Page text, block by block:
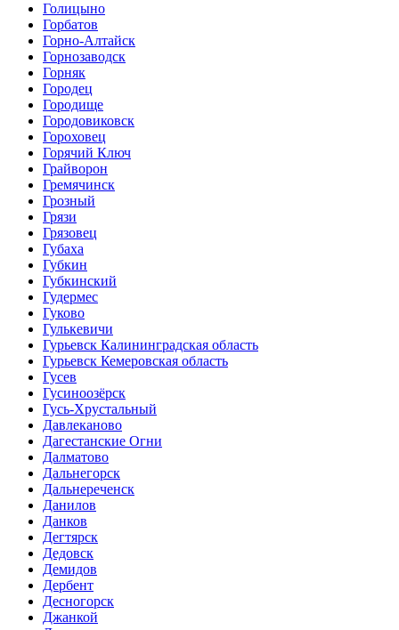
Голицыно
Горбатов
Горно-Алтайск
Горнозаводск
Горняк
Городец
Городище
Городовиковск
Гороховец
Горячий Ключ
Грайворон
Гремячинск
Грозный
Грязи
Грязовец
Губаха
Губкин
Губкинский
Гудермес
Гуково
Гулькевичи
Гурьевск Калининградская область
Гурьевск Кемеровская область
Гусев
Гусиноозёрск
Гусь-Хрустальный
Давлеканово
Дагестанские Огни
Далматово
Дальнегорск
Дальнереченск
Данилов
Данков
Дегтярск
Дедовск
Демидов
Дербент
Десногорск
Джанкой